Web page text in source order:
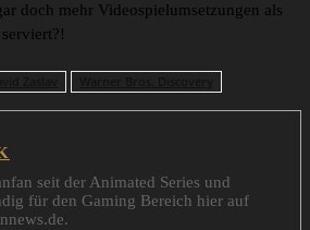
doch mehr Videospielumsetzungen als
seit der Animated Series und
für den Gaming Bereich hier auf